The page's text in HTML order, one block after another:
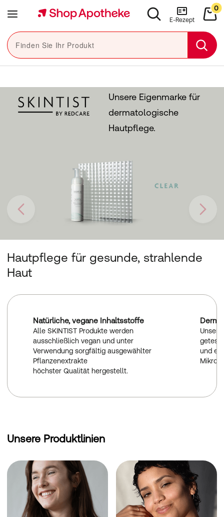
Menü
SuchenE-Rezept
0
Finden Sie Ihr Produkt
navigation
Close navigation
Unsere Eigenmarke für
dermatologische
Hautpflege.
Hautpflege für gesunde, strahlende
Haut
Natürliche, vegane Inhaltsstoffe
Alle SKINTIST Produkte werden
ausschließlich vegan und unter
Verwendung sorgfältig ausgewählter
Pflanzenextrakte
höchster Qualität hergestellt.
und
Unsere Produktlinien